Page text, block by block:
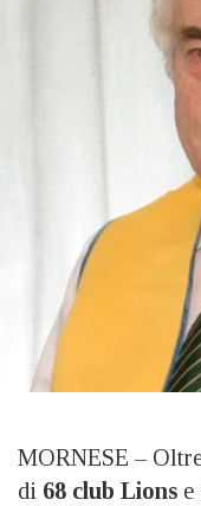
MORNESE –
di 68 club Lions e